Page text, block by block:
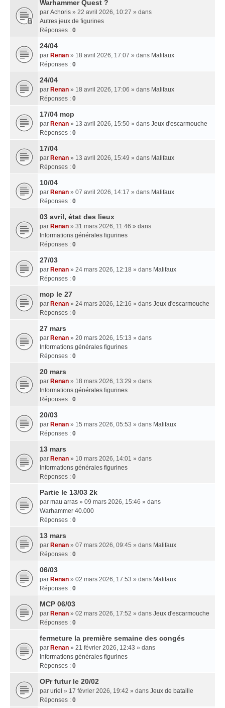
Warhammer Quest ?
par Achoris » 22 avril 2026, 10:27 » dans
Autres jeux de figurines
Réponses : 0
24/04
par Renan » 18 avril 2026, 17:07 » dans Malifaux
Réponses : 0
24/04
par Renan » 18 avril 2026, 17:06 » dans Malifaux
Réponses : 0
17/04 mcp
par Renan » 13 avril 2026, 15:50 » dans Jeux d'escarmouche
Réponses : 0
17/04
par Renan » 13 avril 2026, 15:49 » dans Malifaux
Réponses : 0
10/04
par Renan » 07 avril 2026, 14:17 » dans Malifaux
Réponses : 0
03 avril, état des lieux
par Renan » 31 mars 2026, 11:46 » dans
Informations générales figurines
Réponses : 0
27/03
par Renan » 24 mars 2026, 12:18 » dans Malifaux
Réponses : 0
mcp le 27
par Renan » 24 mars 2026, 12:16 » dans Jeux d'escarmouche
Réponses : 0
27 mars
par Renan » 20 mars 2026, 15:13 » dans
Informations générales figurines
Réponses : 0
20 mars
par Renan » 18 mars 2026, 13:29 » dans
Informations générales figurines
Réponses : 0
20/03
par Renan » 15 mars 2026, 05:53 » dans Malifaux
Réponses : 0
13 mars
par Renan » 10 mars 2026, 14:01 » dans
Informations générales figurines
Réponses : 0
Partie le 13/03 2k
par mau arras » 09 mars 2026, 15:46 » dans
Warhammer 40.000
Réponses : 0
13 mars
par Renan » 07 mars 2026, 09:45 » dans Malifaux
Réponses : 0
06/03
par Renan » 02 mars 2026, 17:53 » dans Malifaux
Réponses : 0
MCP 06/03
par Renan » 02 mars 2026, 17:52 » dans Jeux d'escarmouche
Réponses : 0
fermeture la première semaine des congés
par Renan » 21 février 2026, 12:43 » dans
Informations générales figurines
Réponses : 0
OPr futur le 20/02
par uriel » 17 février 2026, 19:42 » dans Jeux de bataille
Réponses : 0